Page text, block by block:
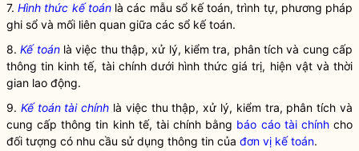
7.Hình thức kế toánlà các mẫu sổ kế toán, trình tự, phương pháp
ghi sổ và mối liên quan giữa các sổ kế toán.
8.Kế toánlà việc thu thập, xử lý, kiểm tra, phân tích và cung cấp
thông tin kinh tế, tài chính dưới hình thức giá trị, hiện vật và thời
gian lao động.
9. Kế toán tài chính là việc thu thập, xử lý, kiểm tra, phân tích và
cung cấp thông tin kinh tế, tài chính bằng báo cáo tài chínhcho
đối tượng có nhu cầu sử dụng thông tin của đơn vị kế toán.